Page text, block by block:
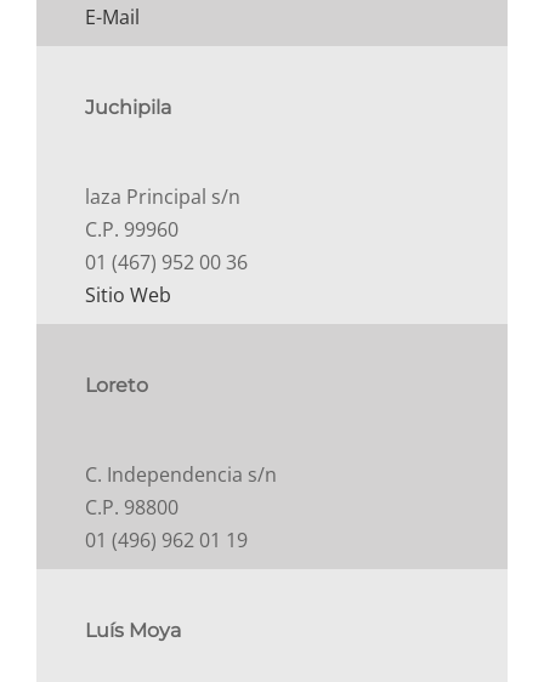
E-Mail
Juchipila
laza Principal s/n
C.P. 99960
01 (467) 952 00 36
Sitio Web
Loreto
C. Independencia s/n
C.P. 98800
01 (496) 962 01 19
Luís Moya